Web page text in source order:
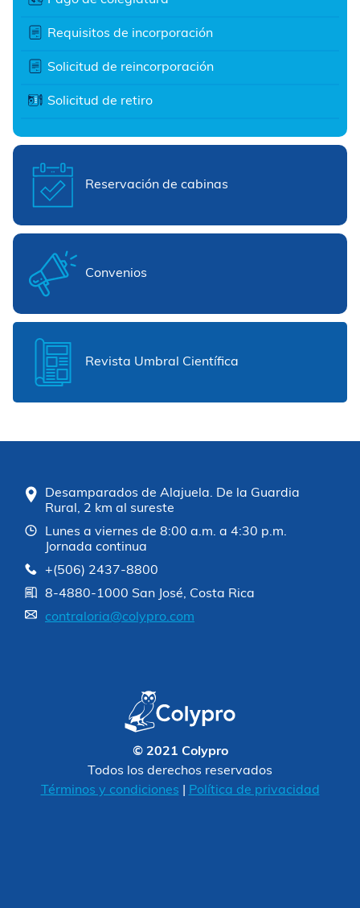
Requisitos de incorporación
Solicitud de reincorporación
Solicitud de retiro
Reservación de cabinas
Convenios
Revista Umbral Científica
Desamparados de Alajuela. De la Guardia
Rural, 2 km al sureste
Lunes a viernes de 8:00 a.m. a 4:30 p.m.
Jornada continua
+(506) 2437-8800
8-4880-1000 San José, Costa Rica
contraloria@colypro.com
© 2021 Colypro
Todos los derechos reservados
Términos y condiciones
Política de privacidad